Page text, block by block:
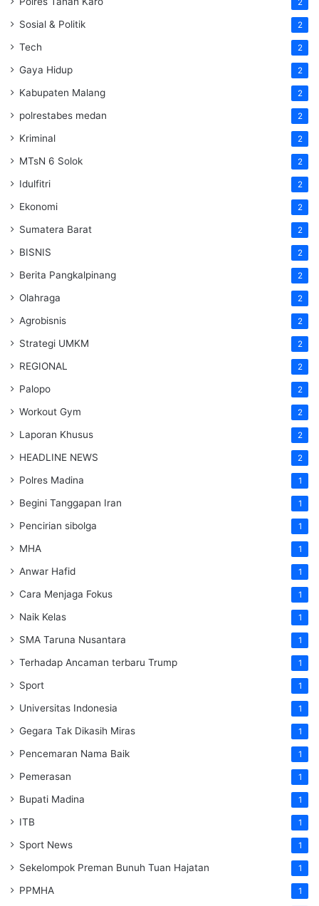
2
Sosial & Politik 2
Tech 2
Gaya Hidup 2
Kabupaten Malang 2
polrestabes medan 2
Kriminal 2
MTsN 6 Solok 2
Idulfitri 2
Ekonomi 2
Sumatera Barat 2
BISNIS 2
Berita Pangkalpinang 2
Olahraga 2
Agrobisnis 2
Strategi UMKM 2
REGIONAL 2
Palopo 2
Workout Gym 2
Laporan Khusus 2
HEADLINE NEWS 2
Polres Madina 1
Begini Tanggapan Iran 1
Pencirian sibolga 1
MHA 1
Anwar Hafid 1
Cara Menjaga Fokus 1
Naik Kelas 1
SMA Taruna Nusantara 1
Terhadap Ancaman terbaru Trump 1
Sport 1
Universitas Indonesia 1
Gegara Tak Dikasih Miras 1
Pencemaran Nama Baik 1
Pemerasan 1
Bupati Madina 1
ITB 1
Sport News 1
Sekelompok Preman Bunuh Tuan Hajatan 1
PPMHA 1